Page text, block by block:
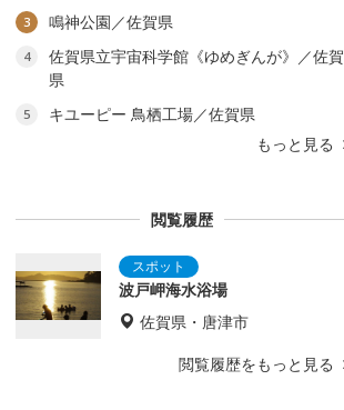
3 鳴神公園／佐賀県
4
佐賀県立宇宙科学館《ゆめぎんが》／佐賀
県
5
キユーピー 鳥栖工場／佐賀県
もっと見る
閲覧履歴
波戸岬海水浴場
佐賀県・唐津市
閲覧履歴をもっと見る